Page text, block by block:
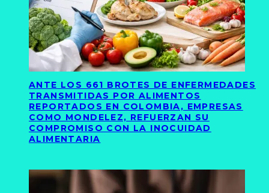
ANTE LOS 661 BROTES DE ENFERMEDADES
TRANSMITIDAS POR ALIMENTOS
REPORTADOS EN COLOMBIA, EMPRESAS
COMO MONDELEZ, REFUERZAN SU
COMPROMISO CON LA INOCUIDAD
ALIMENTARIA